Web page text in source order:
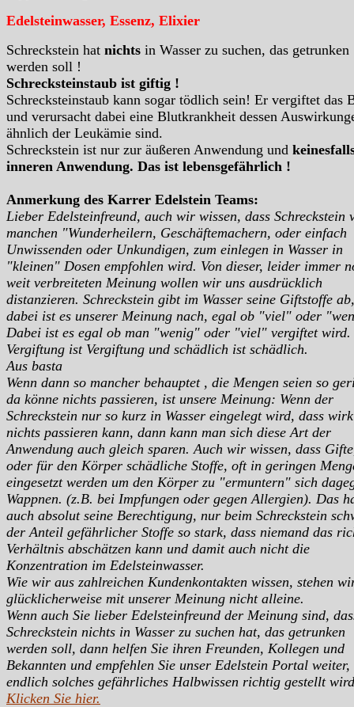
Edelsteinwasser, Essenz, Elixier
Schreckstein hat nichts in Wasser zu suchen, das getrunken
werden soll !
Schrecksteinstaub ist giftig !
Schrecksteinstaub kann sogar tödlich sein! Er vergiftet das
und verursacht dabei eine Blutkrankheit dessen
ähnlich der Leukämie sind.
Schreckstein ist nur zur äußeren Anwendung und
inneren Anwendung. Das ist lebensgefährlich !
Anmerkung des Karrer Edelstein Teams:
Lieber Edelsteinfreund, auch wir wissen, dass Schreckstein
manchen "Wunderheilern, Geschäftemachern, oder einfach
Unwissenden oder Unkundigen, zum einlegen in Wasser in
"kleinen" Dosen empfohlen wird. Von dieser, leider immer
weit verbreiteten Meinung wollen wir uns ausdrücklich
distanzieren. Schreckstein gibt im Wasser seine Giftstoffe
dabei ist es unserer Meinung nach, egal ob "viel" oder
Dabei ist es egal ob man "wenig" oder "viel" vergiftet wird.
Vergiftung ist Vergiftung und schädlich ist schädlich.
Aus basta
Wenn dann so mancher behauptet , die Mengen seien so
da könne nichts passieren, ist unsere Meinung: Wenn der
Schreckstein nur so kurz in Wasser eingelegt wird, dass
nichts passieren kann, dann kann man sich diese Art der
Anwendung auch gleich sparen. Auch wir wissen, dass
oder für den Körper schädliche Stoffe, oft in geringen
eingesetzt werden um den Körper zu "ermuntern" sich
Wappnen. (z.B. bei Impfungen oder gegen Allergien). Das
auch absolut seine Berechtigung, nur beim Schreckstein
der Anteil gefährlicher Stoffe so stark, dass niemand das
Verhältnis abschätzen kann und damit auch nicht die
Konzentration im Edelsteinwasser.
Wie wir aus zahlreichen Kundenkontakten wissen, stehen
glücklicherweise mit unserer Meinung nicht alleine.
Wenn auch Sie lieber Edelsteinfreund der Meinung sind,
Schreckstein nichts in Wasser zu suchen hat, das getrunken
werden soll, dann helfen Sie ihren Freunden, Kollegen und
Bekannten und empfehlen Sie unser Edelstein Portal weiter,
endlich solches gefährliches Halbwissen richtig gestellt
Klicken Sie hier.